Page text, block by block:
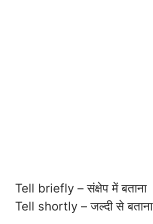
Tell briefly – संक्षेप में बताना
Tell shortly – जल्दी से बताना